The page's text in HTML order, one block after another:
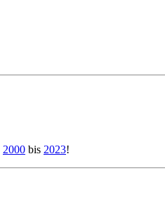
2000 bis 2023!